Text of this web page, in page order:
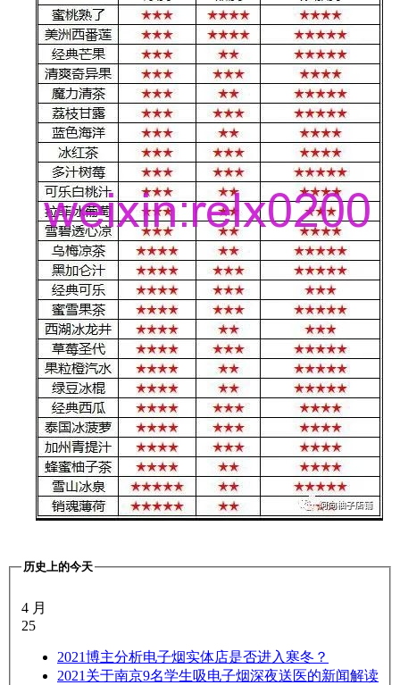
历史上的今天
4 月
25
2021博主分析电子烟实体店是否进入寒冬？
2021 关于南京9名学生吸电子烟深夜送医的新闻解读